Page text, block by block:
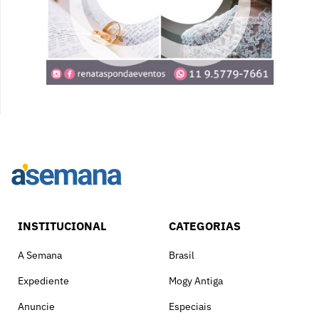
INSTITUCIONAL
A Semana
Expediente
Anuncie
CATEGORIAS
Brasil
Mogy Antiga
Especiais